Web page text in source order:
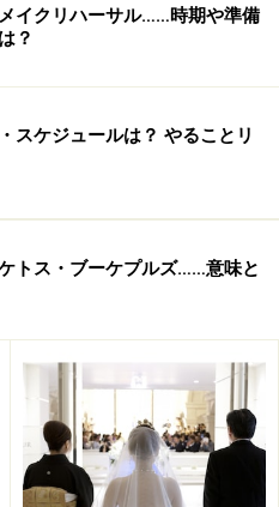
セサリーフロアでおなじみ
面店。落ち着いた空気が流
ンジュエリー、奥がブライ
イクリハーサル……時期や準備
？
スケジュールは？ やることリ
トス・ブーケプルズ……意味と